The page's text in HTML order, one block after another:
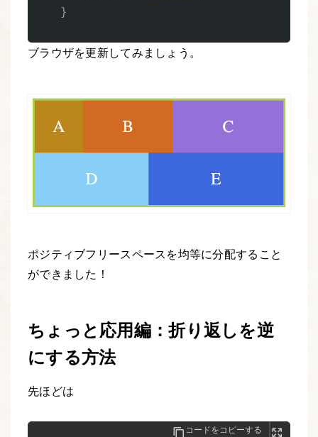
}
ブラウザを更新してみましょう。
ポジティブフリースペースを均等に分配すること
ができました！
ちょっと応用編：折り返しを逆
にする方法
先ほどは
コードをコピーする